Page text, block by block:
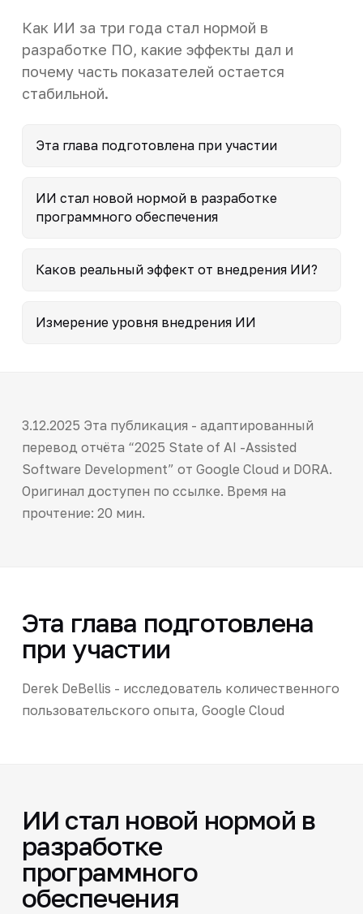
Как ИИ за три года стал нормой в
разработке ПО, какие эффекты дал и
почему часть показателей остается
стабильной.
Эта глава подготовлена при участии
ИИ стал новой нормой в разработке
программного обеспечения
Каков реальный эффект от внедрения ИИ?
Измерение уровня внедрения ИИ
3.12.2025 Эта публикация - адаптированный
перевод отчёта “2025 State of AI -Assisted
Software Development” от Google Cloud и DORA.
Оригинал доступен по ссылке. Время на
прочтение: 20 мин.
Эта глава подготовлена
при участии
Derek DeBellis - исследователь количественного
пользовательского опыта, Google Cloud
ИИ стал новой нормой в
разработке
программного
обеспечения